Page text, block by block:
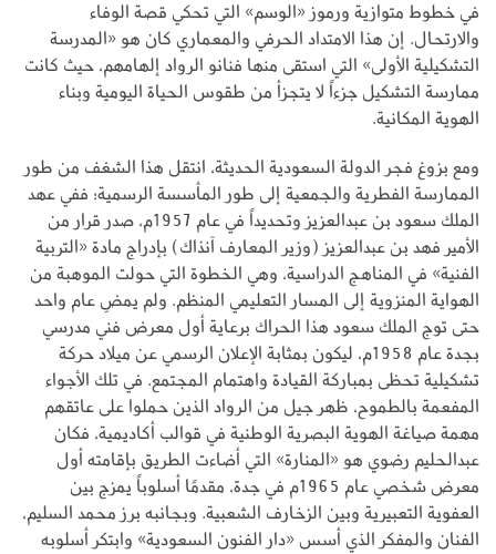
في خطوط متوازية ورموز «الوسم» التي تحكي قصة الوفاء
والارتحال. إن هذا الامتداد الحرفي والمعماري كان هو «المدرسة
التشكيلية الأولى» التي استقى منها فنانو الرواد إلهامهم، حيث كانت
ممارسة التشكيل جزءاً لا يتجزأ من طقوس الحياة اليومية وبناء
الهوية المكانية.
ومع بزوغ فجر الدولة السعودية الحديثة، انتقل هذا الشغف من طور
الممارسة الفطرية والجمعية إلى طور المأسسة الرسمية؛ ففي عهد
الملك سعود بن عبدالعزيز وتحديداً في عام 1957م، صدر قرار من
الأمير فهد بن عبدالعزيز (وزير المعارف آنذاك) بإدراج مادة «التربية
الفنية» في المناهج الدراسية، وهي الخطوة التي حولت الموهبة من
الهواية المنزوية إلى المسار التعليمي المنظم. ولم يمضِ عام واحد
حتى توج الملك سعود هذا الحراك برعاية أول معرض فني مدرسي
بجدة عام 1958م، ليكون بمثابة الإعلان الرسمي عن ميلاد حركة
تشكيلية تحظى بمباركة القيادة واهتمام المجتمع. في تلك الأجواء
المفعمة بالطموح، ظهر جيل من الرواد الذين حملوا على عاتقهم
مهمة صياغة الهوية البصرية الوطنية في قوالب أكاديمية، فكان
عبدالحليم رضوي هو «المنارة» التي أضاءت الطريق بإقامته أول
معرض شخصي عام 1965م في جدة، مقدمًا أسلوباً يمزج بين
العفوية التعبيرية وبين الزخارف الشعبية. وبجانبه برز محمد السليم،
الفنان والمفكر الذي أسس «دار الفنون السعودية» وابتكر أسلوبه